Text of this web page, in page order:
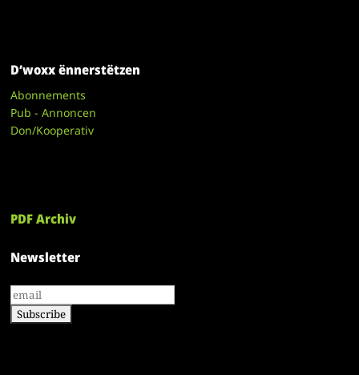
D’woxx ënnerstëtzen
Abonnements
Pub - Annoncen
Don/Kooperativ
PDF Archiv
Newsletter